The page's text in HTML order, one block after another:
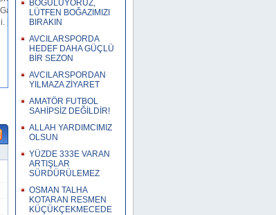
BOĞULUYORUZ,
LÜTFEN BOĞAZIMIZI
BIRAKIN
AVCILARSPORDA
HEDEF DAHA GÜÇLÜ
BİR SEZON
AVCILARSPORDAN
YILMAZA ZİYARET
AMATÖR FUTBOL
SAHİPSİZ DEĞİLDİR!
ALLAH YARDIMCIMIZ
OLSUN
YÜZDE 333E VARAN
ARTIŞLAR
SÜRDÜRÜLEMEZ
OSMAN TALHA
KOTARAN RESMEN
KÜÇÜKÇEKMECEDE